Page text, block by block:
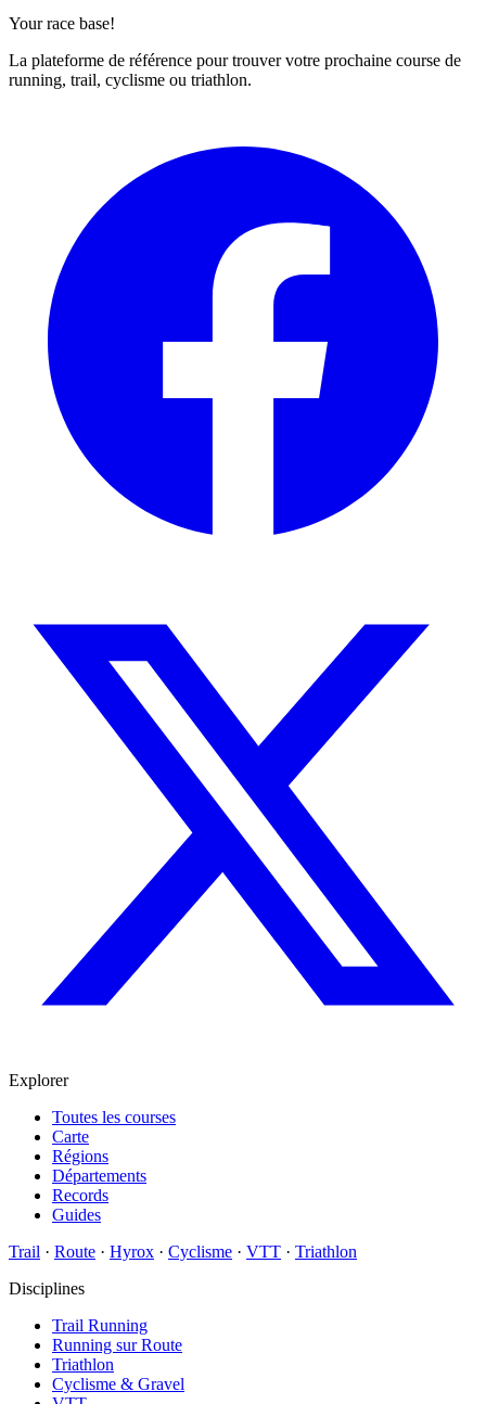
Your race base!
La plateforme de référence pour trouver votre prochaine course de
running, trail, cyclisme ou triathlon.
Explorer
Toutes les courses
Carte
Régions
Départements
Records
Guides
Trail · Route · Hyrox · Cyclisme · VTT · Triathlon
Disciplines
Trail Running
Running sur Route
Triathlon
Cyclisme & Gravel